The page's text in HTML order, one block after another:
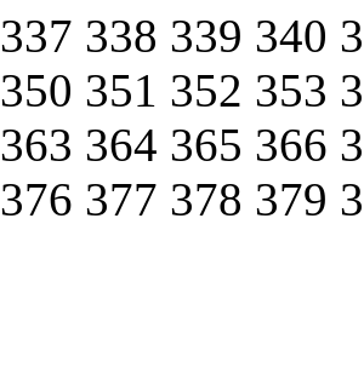
337 338 339 340
350 351 352 353
363 364 365 366
376 377 378 379